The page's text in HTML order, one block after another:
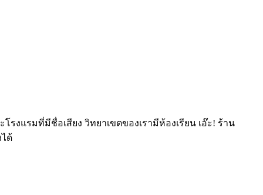
งแรมที่มีชื่อเสียง วิทยาเขตของเรามีห้องเรียน เอ๊ะ! ร้าน
ด้